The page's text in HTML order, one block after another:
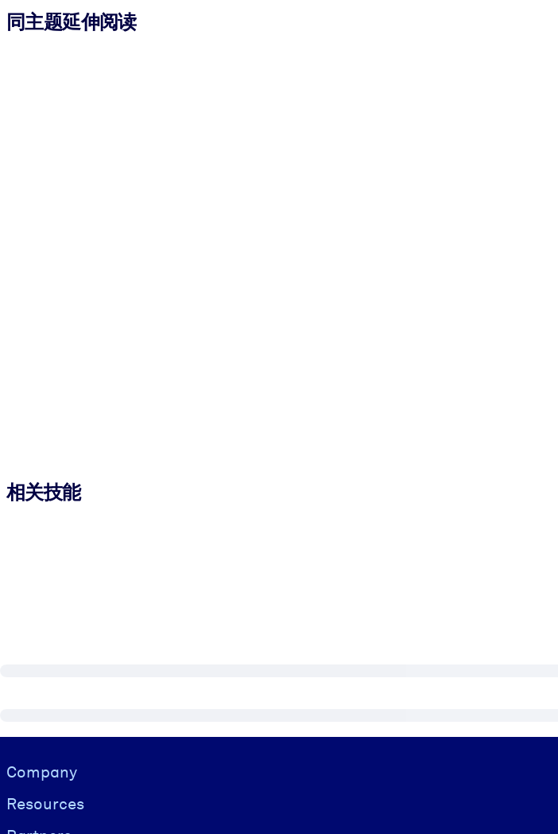
同主题延伸阅读
相关技能
Visually hidden Text
Company
Resources